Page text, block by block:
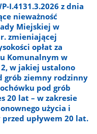
I.4131.3.2026 z dnia
nieważność
Miejskiej w
zmieniającej
opłat za
Komunalnym w
w jakiej ustalono
grób ziemny rodzinny
pod grób
20 lat – w zakresie
użycia i
upływem 20 lat.